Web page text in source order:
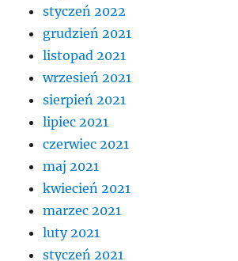
styczeń 2022
grudzień 2021
listopad 2021
wrzesień 2021
sierpień 2021
lipiec 2021
czerwiec 2021
maj 2021
kwiecień 2021
marzec 2021
luty 2021
styczeń 2021